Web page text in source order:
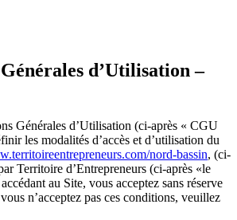
d’Utilisation –
Générales d’Utilisation (ci-après « CGU
les modalités d’accès et d’utilisation du
nord-bassin, (ci-
Territoire d’Entrepreneurs (ci-après «le
au Site, vous acceptez sans réserve
n’acceptez pas ces conditions, veuillez